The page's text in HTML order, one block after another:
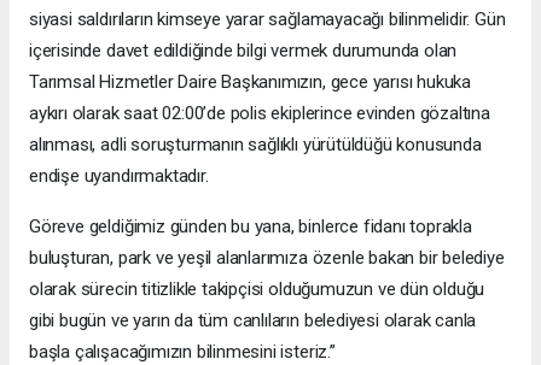
siyasi saldırıların kimseye yarar sağlamayacağı bilinmelidir. Gün
içerisinde davet edildiğinde bilgi vermek durumunda olan
Tarımsal Hizmetler Daire Başkanımızın, gece yarısı hukuka
aykırı olarak saat 02:00’de polis ekiplerince evinden gözaltına
alınması, adli soruşturmanın sağlıklı yürütüldüğü konusunda
endişe uyandırmaktadır.
Göreve geldiğimiz günden bu yana, binlerce fidanı toprakla
buluşturan, park ve yeşil alanlarımıza özenle bakan bir belediye
olarak sürecin titizlikle takipçisi olduğumuzun ve dün olduğu
gibi bugün ve yarın da tüm canlıların belediyesi olarak canla
başla çalışacağımızın bilinmesini isteriz.”